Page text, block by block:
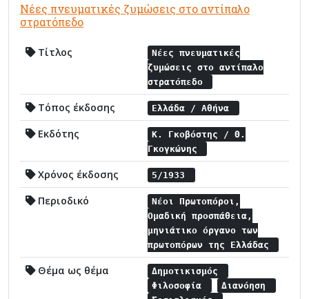
Νέες πνευματικές ζυμώσεις στο αντίπαλο
στρατόπεδο
Τίτλος
Νέες πνευματικές
ζυμώσεις στο αντίπαλο
στρατόπεδο
Τόπος έκδοσης Ελλάδα / Αθήνα
Εκδότης
Κ. Γκοβόστης / Θ.
Γκογκώνης
Χρόνος έκδοσης 5/1933
Περιοδικό
Νέοι Πρωτοπόροι,
Ομαδική προσπάθεια,
μηνιάτικο όργανο των
πρωτοπόρων της Ελλάδας
Θέμα ως θέμα
Δημοτικισμός
Φιλοσοφία
Διανόηση